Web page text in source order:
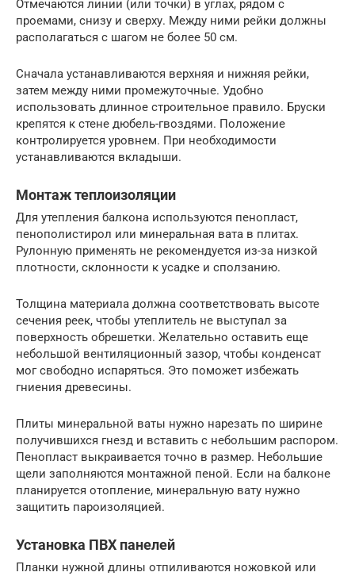
Отмечаются линии (или точки) в углах, рядом с
проемами, снизу и сверху. Между ними рейки должны
располагаться с шагом не более 50 см.
Сначала устанавливаются верхняя и нижняя рейки,
затем между ними промежуточные. Удобно
использовать длинное строительное правило. Бруски
крепятся к стене дюбель-гвоздями. Положение
контролируется уровнем. При необходимости
устанавливаются вкладыши.
Монтаж теплоизоляции
Для утепления балкона используются пенопласт,
пенополистирол или минеральная вата в плитах.
Рулонную применять не рекомендуется из-за низкой
плотности, склонности к усадке и сползанию.
Толщина материала должна соответствовать высоте
сечения реек, чтобы утеплитель не выступал за
поверхность обрешетки. Желательно оставить еще
небольшой вентиляционный зазор, чтобы конденсат
мог свободно испаряться. Это поможет избежать
гниения древесины.
Плиты минеральной ваты нужно нарезать по ширине
получившихся гнезд и вставить с небольшим распором.
Пенопласт выкраивается точно в размер. Небольшие
щели заполняются монтажной пеной. Если на балконе
планируется отопление, минеральную вату нужно
защитить пароизоляцией.
Установка ПВХ панелей
Планки нужной длины отпиливаются ножовкой или